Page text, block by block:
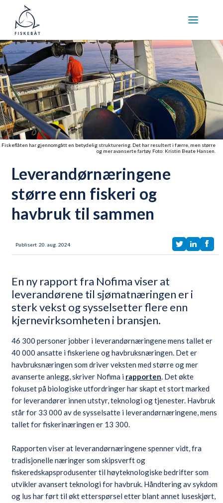
Fiskeflåten har gjennomgått en betydelig strukturering. Det har resultert i færre, men større
og mer avanserte fartøy. Foto: Kristin Beate Hansen.
Leverandørnæringene
større enn fiskeri og
havbruk til sammen
Publisert 20 aug. 2024
En ny rapport fra Nofima viser at
leverandørene til sjømatnæringen er i
sterk vekst og sysselsetter flere enn
kjernevirksomheten i bransjen.
46 300 personer jobber i leverandørnæringene mens tallet er
40 000 ansatte i fiskeriene og havbruksnæringen. Det er
havbruksnæringen som driver veksten med større og mer
avanserte anlegg, skriver Nofima i rapporten. Det økte
fokuset på biologiske utfordringer har skapt et stort marked
for leverandører innen utstyr, teknologi og tjenester. Havbruk
står for 33 000 av de sysselsatte i leverandørnæringene, mens
tallet for fiskerinæringen er 13 300.
Rapporten viser at leverandørnæringene spenner vidt, fra
tradisjonelle næringer som skipsverft og
fiskeredskapsprodusenter til høyteknologiske bedrifter som
utvikler avansert teknologi for havbruk. Håndtering av sykdom
og lus har ført til økt etterspørsel etter blant annet luseskjørt,